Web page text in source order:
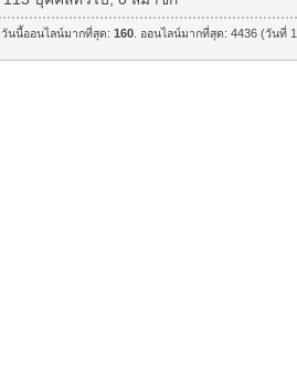
วันนี้ออนไลน์มากที่สุด:160 . ออนไลน์มากที่สุด: 4436 (วันที่